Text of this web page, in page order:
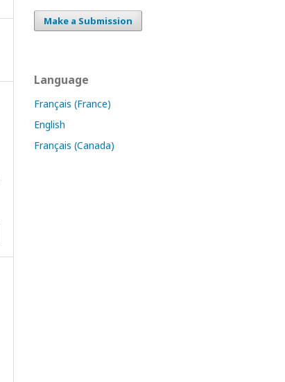
Make a Submission
Language
Français (France)
English
Français (Canada)